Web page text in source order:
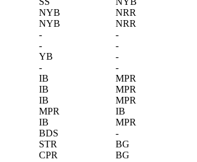
NYB
NRR
NYB
NRR
-
-
-
-
YB
-
-
-
IB
MPR
IB
MPR
IB
MPR
MPR
IB
IB
MPR
BDS
-
STR
BG
CPR
BG